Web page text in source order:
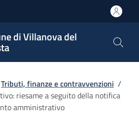
di Villanova del
Tributi, finanze e contravvenzioni /
riesame a seguito della notifica
amministrativo